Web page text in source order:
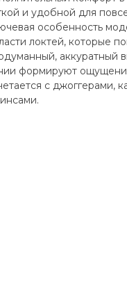
и удобной для
особенность
локтей, которые
аккуратный
формируют
с джоггерами,